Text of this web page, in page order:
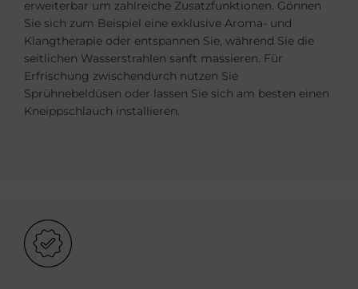
erweiterbar um zahlreiche Zusatzfunktionen. Gönnen
Sie sich zum Beispiel eine exklusive Aroma- und
Klangtherapie oder entspannen Sie, während Sie die
seitlichen Wasserstrahlen sanft massieren. Für
Erfrischung zwischendurch nutzen Sie
Sprühnebeldüsen oder lassen Sie sich am besten einen
Kneippschlauch installieren.
Bild